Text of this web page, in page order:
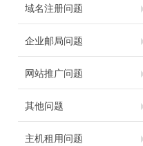
域名注册问题
企业邮局问题
网站推广问题
其他问题
主机租用问题